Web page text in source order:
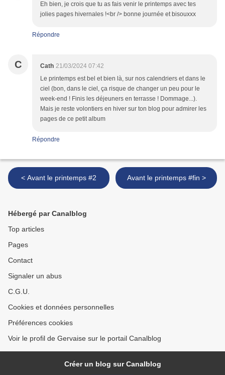
Eh bien, je crois que tu as fais venir le printemps avec tes
jolies pages hivernales !<br /> bonne journée et bisouxxx
Répondre
C Cath 21/03/2024 07:42
Le printemps est bel et bien là, sur nos calendriers et dans le
ciel (bon, dans le ciel, ça risque de changer un peu pour le
week-end ! Finis les déjeuners en terrasse ! Dommage...).
Mais je reste volontiers en hiver sur ton blog pour admirer les
pages de ce petit album
Répondre
< Avant le printemps #2 Avant le printemps #fin >
Hébergé par Canalblog
Top articles
Pages
Contact
Signaler un abus
C.G.U.
Cookies et données personnelles
Préférences cookies
Voir le profil de Gervaise sur le portail Canalblog
Créer un blog sur Canalblog